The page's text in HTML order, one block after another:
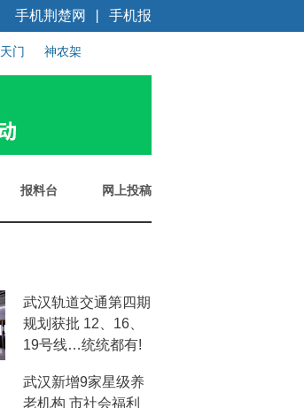
手机报
手机荆楚网
天门 神农架
报料台 网上投稿
武汉轨道交通第四期
规划获批 12、16、
19号线…统统都有!
武汉新增9家星级养
老机构 市社会福利